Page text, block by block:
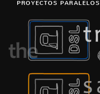
PROYECTOS PARALELOS